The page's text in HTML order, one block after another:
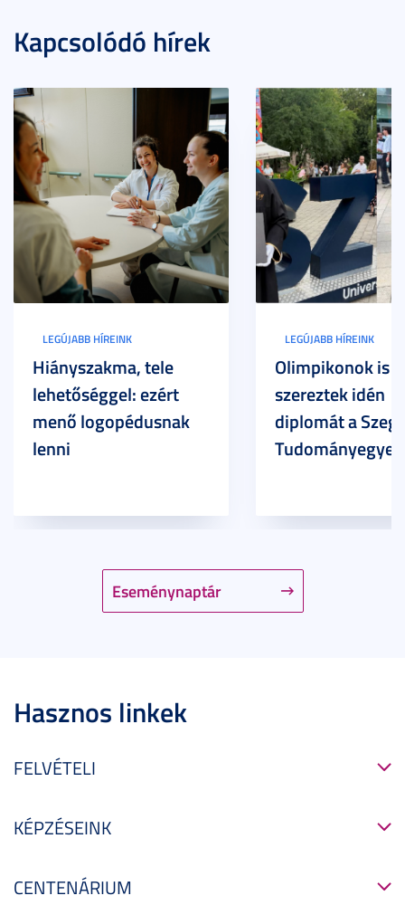
Kapcsolódó hírek
Eseménynaptár
LEGÚJABB HÍREINK
Hiányszakma, tele
lehetőséggel: ezért
menő logopédusnak
lenni
LEGÚJABB HÍREINK
Olimpikonok is
szereztek idén
diplomát a
Hasznos linkek
FELVÉTELI
KÉPZÉSEINK
CENTENÁRIUM